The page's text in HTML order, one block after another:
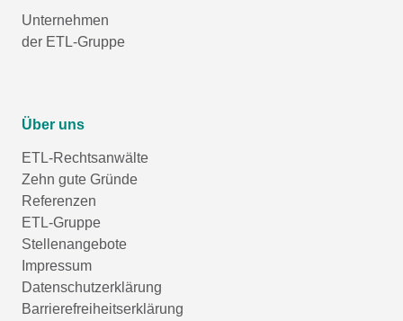
Unternehmen
der ETL-Gruppe
Über uns
ETL-Rechtsanwälte
Zehn gute Gründe
Referenzen
ETL-Gruppe
Stellenangebote
Impressum
Datenschutzerklärung
Barrierefreiheitserklärung